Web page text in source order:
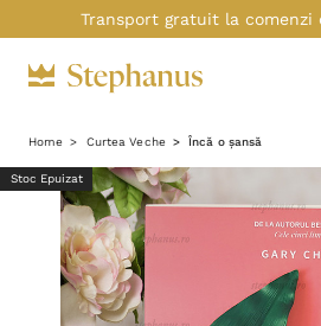
Transport gratuit la comenzi
Home Curtea Veche Încă o șansă
Stoc Epuizat